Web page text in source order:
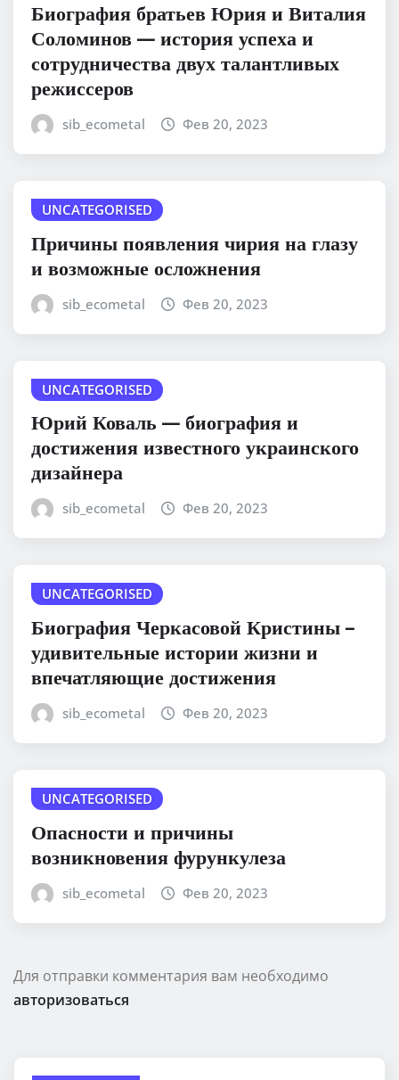
Биография братьев Юрия и Виталия
Соломинов — история успеха и
сотрудничества двух талантливых
режиссеров
sib_ecometal Фев 20, 2023
UNCATEGORISED
Причины появления чирия на глазу
и возможные осложнения
sib_ecometal Фев 20, 2023
UNCATEGORISED
Юрий Коваль — биография и
достижения известного украинского
дизайнера
sib_ecometal Фев 20, 2023
UNCATEGORISED
Биография Черкасовой Кристины –
удивительные истории жизни и
впечатляющие достижения
sib_ecometal Фев 20, 2023
UNCATEGORISED
Опасности и причины
возникновения фурункулеза
sib_ecometal Фев 20, 2023
Для отправки комментария вам необходимо
авторизоваться